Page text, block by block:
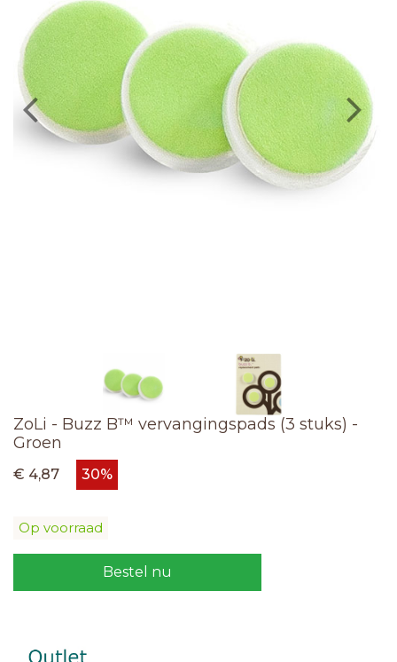
ZoLi - Buzz B™ vervangingspads (3 stuks) -
Groen
€ 4,87 30%
Op voorraad
Bestel nu